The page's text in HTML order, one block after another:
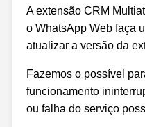
A extensão CRM
o WhatsApp Web faça
atualizar a versão da
Fazemos o possível
funcionamento
ou falha do serviço